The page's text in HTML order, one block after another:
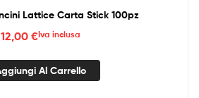
Lattice Carta Stick 100pz
12,00 €Iva inclusa
Al Carrello